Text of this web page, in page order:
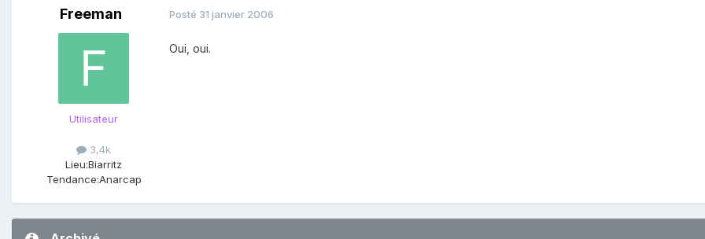
Freeman
Utilisateur
3,4k
Lieu:Biarritz
Tendance:Anarcap
Posté 31 janvier 2006
Oui, oui.